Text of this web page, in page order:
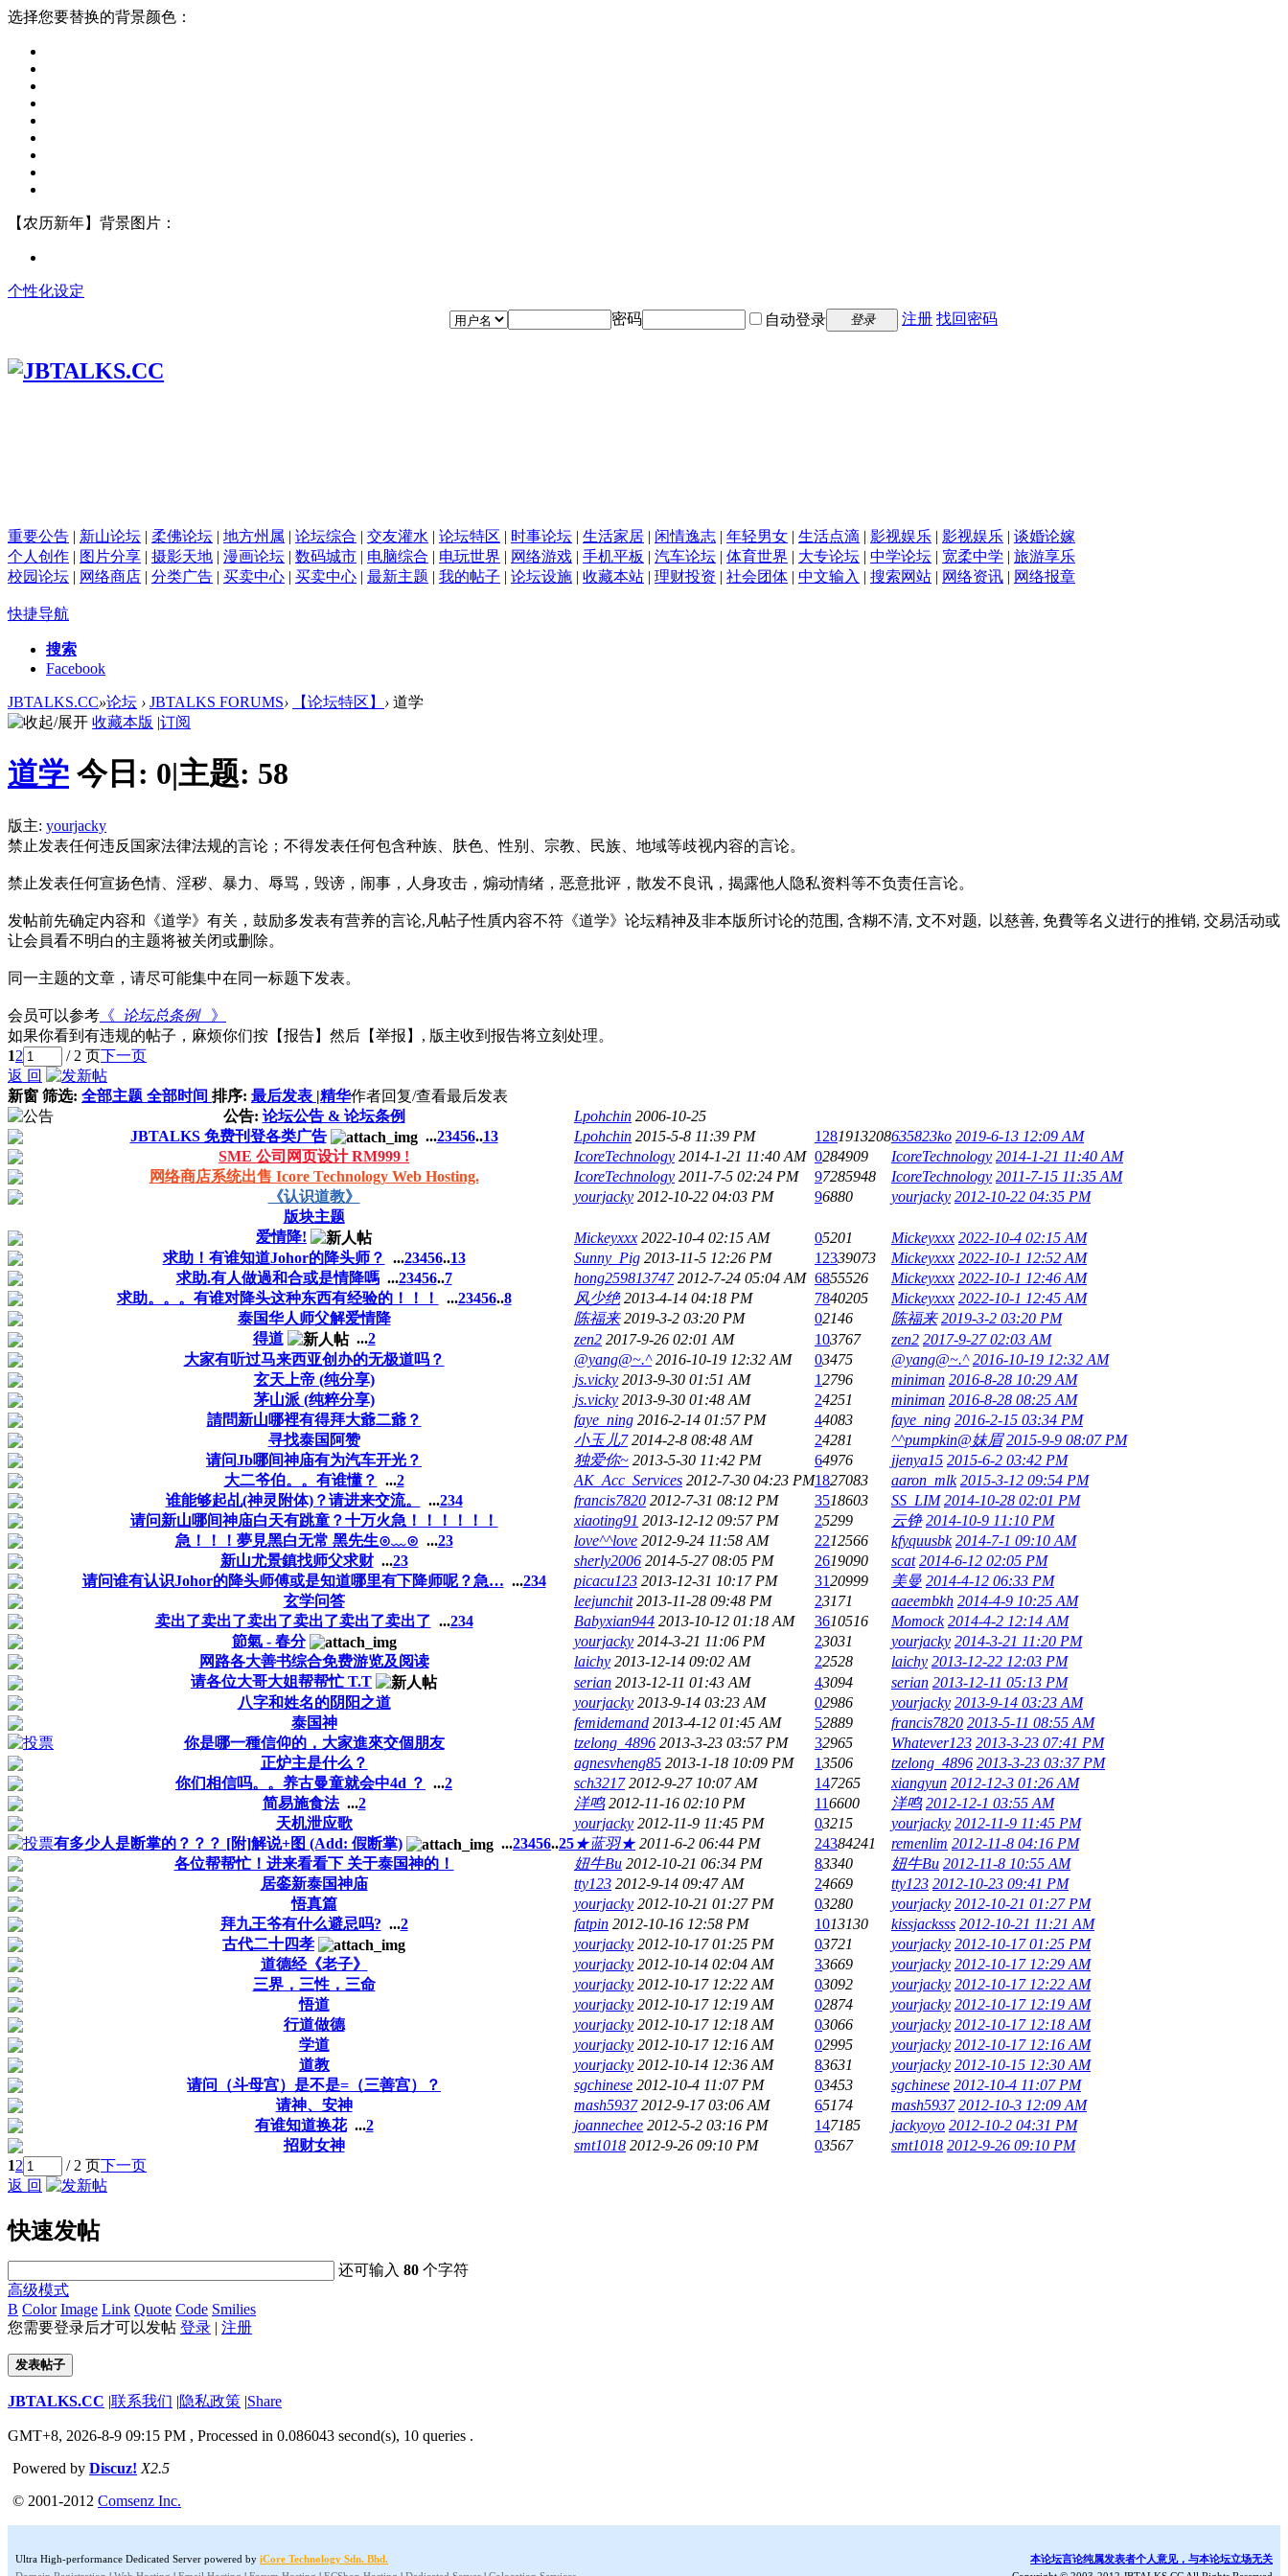
选择您要替换的背景颜色：
【农历新年】背景图片：
个性化设定
密码
自动登录 登录 注册 找回密码
重要公告 | 新山论坛 | 柔佛论坛 | 地方州属 | 论坛综合 | 交友灌水 | 论坛特区 | 时事论坛 | 生活家居 | 闲情逸志 | 年轻男女 | 生活点滴 | 影视娱乐 | 影视娱乐 | 谈婚论嫁
个人创作 | 图片分享 | 摄影天地 | 漫画论坛 | 数码城市 | 电脑综合 | 电玩世界 | 网络游戏 | 手机平板 | 汽车论坛 | 体育世界 | 大专论坛 | 中学论坛 | 宽柔中学 | 旅游享乐
校园论坛 | 网络商店 | 分类广告 | 买卖中心 | 买卖中心 | 最新主题 | 我的帖子 | 论坛设施 | 收藏本站 | 理财投资 | 社会团体 | 中文输入 | 搜索网站 | 网络资讯 | 网络报章
快捷导航
搜索
Facebook
JBTALKS.CC»论坛 › JBTALKS FORUMS› 【论坛特区】 › 道学
收藏本版 |订阅
道学 今日: 0|主题: 58
版主: yourjacky
禁止发表任何违反国家法律法规的言论；不得发表任何包含种族、肤色、性别、宗教、民族、地域等歧视内容的言论。
禁止发表任何宣扬色情、淫秽、暴力、辱骂，毁谤，闹事，人身攻击，煽动情绪，恶意批评，散发不良讯，揭露他人隐私资料等不负责任言论。
发帖前先确定内容和《道学》有关，鼓励多发表有营养的言论,凡帖子性貭内容不符《道学》论坛精神及非本版所讨论的范围, 含糊不清, 文不对题, 以慈善, 免費等名义进行的推销, 交易活动或
让会員看不明白的主题将被关闭或删除。
同一主题的文章，请尽可能集中在同一标题下发表。
会员可以参考 《 论坛总条例》
如果你看到有违规的帖子，麻烦你们按【报告】然后【举报】, 版主收到报告将立刻处理。
12 / 2 页下一页
返 回
新窗 筛选: 全部主题 全部时间 排序: 最后发表 |精华作者回复/查看最后发表
公告: 论坛公告 & 论坛条例 Lpohchin 2006-10-25
JBTALKS 免费刊登各类广告
...23456..13 Lpohchin 2015-5-8 11:39 PM 1281913208635823ko 2019-6-13 12:09 AM
SME 公司网页设计 RM999 !
IcoreTechnology 2014-1-21 11:40 AM 0284909 IcoreTechnology 2014-1-21 11:40 AM
网络商店系统出售 Icore Technology Web Hosting.
IcoreTechnology 2011-7-5 02:24 PM 97285948 IcoreTechnology 2011-7-15 11:35 AM
《认识道教》
yourjacky 2012-10-22 04:03 PM 96880 yourjacky 2012-10-22 04:35 PM
版块主题
爱情降!
Mickeyxxx 2022-10-4 02:15 AM 05201 Mickeyxxx 2022-10-4 02:15 AM
求助！有谁知道Johor的降头师？
...23456..13 Sunny_Pig 2013-11-5 12:26 PM 12339073 Mickeyxxx 2022-10-1 12:52 AM
求助.有人做過和合或是情降嗎 ...23456..7 hong259813747 2012-7-24 05:04 AM 6855526 Mickeyxxx 2022-10-1 12:46 AM
求助。。。有谁对降头这种东西有经验的！！！
...23456..8 风少绝 2013-4-14 04:18 PM 7840205 Mickeyxxx 2022-10-1 12:45 AM
泰国华人师父解爱情降
陈福来 2019-3-2 03:20 PM 02146 陈福来 2019-3-2 03:20 PM
得道
...2 zen2 2017-9-26 02:01 AM 103767 zen2 2017-9-27 02:03 AM
大家有听过马来西亚创办的无极道吗？
@yang@~.^ 2016-10-19 12:32 AM 03475 @yang@~.^ 2016-10-19 12:32 AM
玄天上帝 (纯分享)
js.vicky 2013-9-30 01:51 AM 12796 miniman 2016-8-28 10:29 AM
茅山派 (纯粹分享)
js.vicky 2013-9-30 01:48 AM 24251 miniman 2016-8-28 08:25 AM
請問新山哪裡有得拜大爺二爺？
faye_ning 2016-2-14 01:57 PM 44083 faye_ning 2016-2-15 03:34 PM
寻找泰国阿赞
小玉儿7 2014-2-8 08:48 AM 24281 ^^pumpkin@妹眉 2015-9-9 08:07 PM
请问Jb哪间神庙有为汽车开光？
独爱你~ 2013-5-30 11:42 PM 64976 jjenya15 2015-6-2 03:42 PM
大二爷伯。。有谁懂？
...2 AK_Acc_Services 2012-7-30 04:23 PM1827083 aaron_mlk 2015-3-12 09:54 PM
谁能够起乩(神灵附体)？请进来交流。
...234 francis7820 2012-7-31 08:12 PM 3518603 SS_LIM 2014-10-28 02:01 PM
请问新山哪间神庙白天有跳童？十万火急！！！！！！
xiaoting91 2013-12-12 09:57 PM 25299 云铮 2014-10-9 11:10 PM
急！！！夢見黑白无常 黑先生⊙﹏⊙ ...23 love^^love 2012-9-24 11:58 AM 2212566 kfyquusbk 2014-7-1 09:10 AM
新山尤景鎮找师父求财 ...23 sherly2006 2014-5-27 08:05 PM 2619090 scat 2014-6-12 02:05 PM
请问谁有认识Johor的降头师傅或是知道哪里有下降师呢？急… ...234 picacu123 2013-12-31 10:17 PM 3120999 美曼 2014-4-12 06:33 PM
玄学问答
leejunchit 2013-11-28 09:48 PM 23171 aaeembkh 2014-4-9 10:25 AM
卖出了卖出了卖出了卖出了卖出了卖出了 ...234 Babyxian944 2013-10-12 01:18 AM 3610516 Momock 2014-4-2 12:14 AM
節氣 - 春分
yourjacky 2014-3-21 11:06 PM 23031 yourjacky 2014-3-21 11:20 PM
网路各大善书综合免费游览及阅读
laichy 2013-12-14 09:02 AM 22528 laichy 2013-12-22 12:03 PM
请各位大哥大姐帮帮忙 T.T
serian 2013-12-11 01:43 AM 43094 serian 2013-12-11 05:13 PM
八字和姓名的阴阳之道
yourjacky 2013-9-14 03:23 AM 02986 yourjacky 2013-9-14 03:23 AM
泰国神
femidemand 2013-4-12 01:45 AM 52889 francis7820 2013-5-11 08:55 AM
你是哪一種信仰的，大家進來交個朋友
tzelong_4896 2013-3-23 03:57 PM 32965 Whatever123 2013-3-23 07:41 PM
正炉主是什么？
agnesvheng85 2013-1-18 10:09 PM 13506 tzelong_4896 2013-3-23 03:37 PM
你们相信吗。。养古曼童就会中4d ？
...2 sch3217 2012-9-27 10:07 AM 147265 xiangyun 2012-12-3 01:26 AM
简易施食法 ...2 洋鸣 2012-11-16 02:10 PM 116600 洋鸣 2012-12-1 03:55 AM
天机泄应歌
yourjacky 2012-11-9 11:45 PM 03215 yourjacky 2012-11-9 11:45 PM
有多少人是断掌的？？？ [附]解说+图 (Add: 假断掌)
...23456..25★蓝羽★ 2011-6-2 06:44 PM 24384241 remenlim 2012-11-8 04:16 PM
各位帮帮忙！进来看看下 关于泰国神的！
妞牛Bu 2012-10-21 06:34 PM 83340 妞牛Bu 2012-11-8 10:55 AM
居銮新泰国神庙
tty123 2012-9-14 09:47 AM 24669 tty123 2012-10-23 09:41 PM
悟真篇
yourjacky 2012-10-21 01:27 PM 03280 yourjacky 2012-10-21 01:27 PM
拜九王爷有什么避忌吗? ...2 fatpin 2012-10-16 12:58 PM 1013130 kissjacksss 2012-10-21 11:21 AM
古代二十四孝
yourjacky 2012-10-17 01:25 PM 03721 yourjacky 2012-10-17 01:25 PM
道德经《老子》
yourjacky 2012-10-14 02:04 AM 33669 yourjacky 2012-10-17 12:29 AM
三界，三性，三命
yourjacky 2012-10-17 12:22 AM 03092 yourjacky 2012-10-17 12:22 AM
悟道
yourjacky 2012-10-17 12:19 AM 02874 yourjacky 2012-10-17 12:19 AM
行道做德
yourjacky 2012-10-17 12:18 AM 03066 yourjacky 2012-10-17 12:18 AM
学道
yourjacky 2012-10-17 12:16 AM 02995 yourjacky 2012-10-17 12:16 AM
道教
yourjacky 2012-10-14 12:36 AM 83631 yourjacky 2012-10-15 12:30 AM
请问（斗母宫）是不是=（三善宫）？
sgchinese 2012-10-4 11:07 PM 03453 sgchinese 2012-10-4 11:07 PM
请神、安神
mash5937 2012-9-17 03:06 AM 65174 mash5937 2012-10-3 12:09 AM
有谁知道换花 ...2 joannechee 2012-5-2 03:16 PM 147185 jackyoyo 2012-10-2 04:31 PM
招财女神
smt1018 2012-9-26 09:10 PM 03567 smt1018 2012-9-26 09:10 PM
12 / 2 页下一页
返 回
快速发帖
还可输入80 个字符
高级模式
B Color Image Link Quote Code Smilies
您需要登录后才可以发帖 登录 | 注册
发表帖子
JBTALKS.CC |联系我们 |隐私政策 |Share
GMT+8, 2026-8-9 09:15 PM , Processed in 0.086043 second(s), 10 queries .
Powered by Discuz! X2.5
© 2001-2012 Comsenz Inc.
Ultra High-performance Dedicated Server powered by iCore Technology Sdn. Bhd.
本论坛言论纯属发表者个人意见，与本论坛立场无关